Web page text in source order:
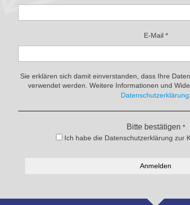
E-Mail *
Sie erklären sich damit einverstanden, dass Ihre
verwendet werden. Weitere Informationen und
Datenschutzerklärung
Bitte bestätigen *
Ich habe die Datenschutzerklärung zur